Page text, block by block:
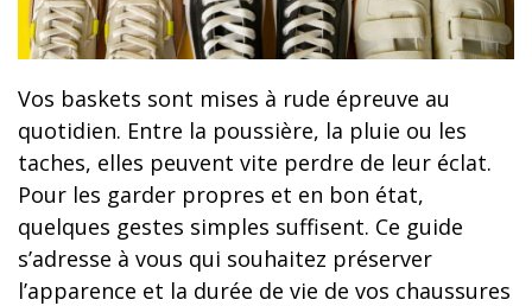
Vos baskets sont mises à rude épreuve au
quotidien. Entre la poussière, la pluie ou les
taches, elles peuvent vite perdre de leur éclat.
Pour les garder propres et en bon état,
quelques gestes simples suffisent. Ce guide
s’adresse à vous qui souhaitez préserver
l’apparence et la durée de vie de vos chaussures